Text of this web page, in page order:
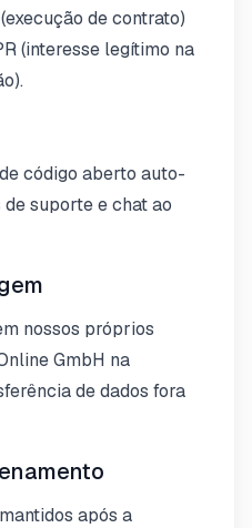
de contrato)
(interesse legítimo na
código aberto auto-
suporte e chat ao
nossos próprios
GmbH na
de dados fora
após a